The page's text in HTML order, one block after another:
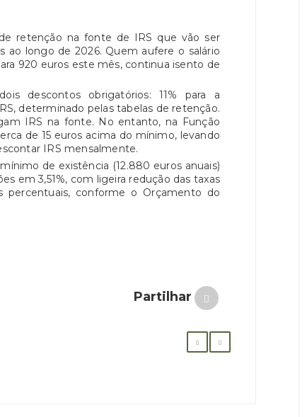
retenção na fonte de IRS que vão ser
ao longo de 2026. Quem aufere o salário
920 euros este mês, continua isento de
descontos obrigatórios: 11% para a
determinado pelas tabelas de retenção.
IRS na fonte. No entanto, na Função
de 15 euros acima do mínimo, levando
IRS mensalmente.
de existência (12.880 euros anuais)
em 3,51%, com ligeira redução das taxas
percentuais, conforme o Orçamento do
Partilhar